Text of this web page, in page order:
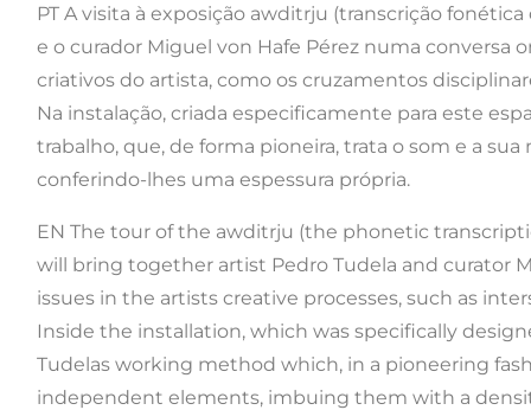
PT A visita à exposição awditrju (transcrição
e o curador Miguel von Hafe Pérez numa conversa
criativos do artista, como os cruzamentos
Na instalação, criada especificamente para este
trabalho, que, de forma pioneira, trata o som e a
conferindo-lhes uma espessura própria.
EN The tour of the awditrju (the phonetic
will bring together artist Pedro Tudela and curator
issues in the artists creative processes, such as
Inside the installation, which was specifically
Tudelas working method which, in a pioneering
independent elements, imbuing them with a